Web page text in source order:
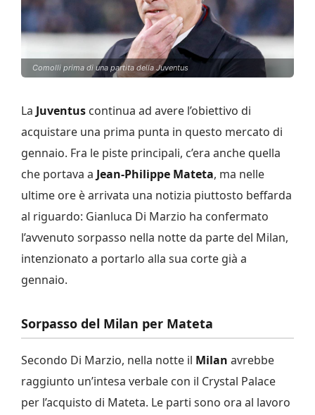
Comolli prima di una partita della Juventus
La Juventus continua ad avere l’obiettivo di
acquistare una prima punta in questo mercato di
gennaio. Fra le piste principali, c’era anche quella
che portava a Jean-Philippe Mateta, ma nelle
ultime ore è arrivata una notizia piuttosto beffarda
al riguardo: Gianluca Di Marzio ha confermato
l’avvenuto sorpasso nella notte da parte del Milan,
intenzionato a portarlo alla sua corte già a
gennaio.
Sorpasso del Milan per Mateta
Secondo Di Marzio, nella notte il Milan avrebbe
raggiunto un’intesa verbale con il Crystal Palace
per l’acquisto di Mateta. Le parti sono ora al lavoro